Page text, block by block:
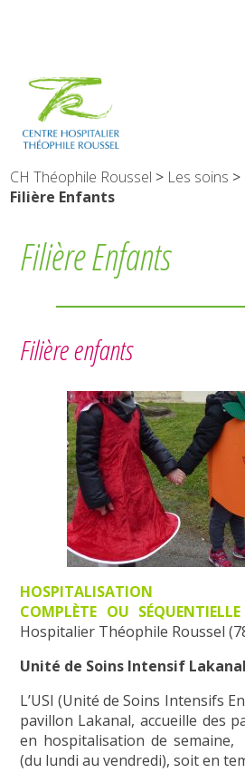
CH Théophile Roussel > Les soins >
Filière Enfants
Filière Enfants
Filière enfants
HOSPITALISATION
COMPLÈTEOU SÉQUENTIELLE
Hospitalier Théophile Roussel
Unité de Soins Intensif
L’USI (Unité de Soins Intensifs
pavillon Lakanal, accueille des
en hospitalisation de
(du lundi au vendredi), soit en